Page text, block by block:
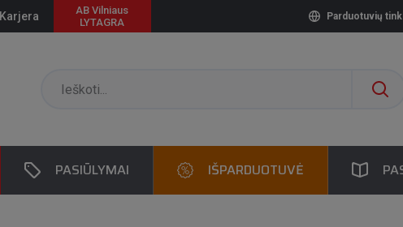
Karjera
AB Vilniaus
LYTAGRA
Parduotuvių
PASIŪLYMAI IŠPARDUOTUVĖ